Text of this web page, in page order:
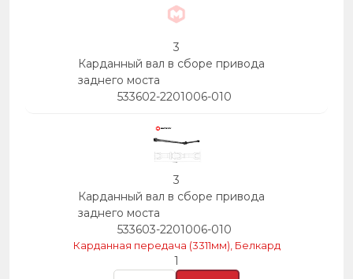
3
Карданный вал в сборе привода
заднего моста
533602-2201006-010
3
Карданный вал в сборе привода
заднего моста
533603-2201006-010
Карданная передача (3311мм), Белкард
1